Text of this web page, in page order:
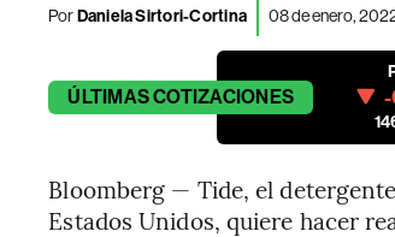
PorDaniela Sirtori-Cortina 08 de enero,
ÚLTIMASCOTIZACIONES
Bloomberg — Tide, el
Estados Unidos, quiere hacer